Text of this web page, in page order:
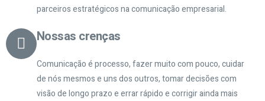
parceiros estratégicos na comunicação empresarial.
Nossas crenças
Comunicação é processo, fazer muito com pouco, cuidar
de nós mesmos e uns dos outros, tomar decisões com
visão de longo prazo e errar rápido e corrigir ainda mais